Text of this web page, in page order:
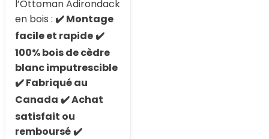
l’Ottoman Adirondack
en bois : ✔️ Montage
facile et rapide✔️
100% bois de cèdre
blanc imputrescible
✔️ Fabriqué au
Canada ✔️ Achat
satisfait ou
remboursé✔️